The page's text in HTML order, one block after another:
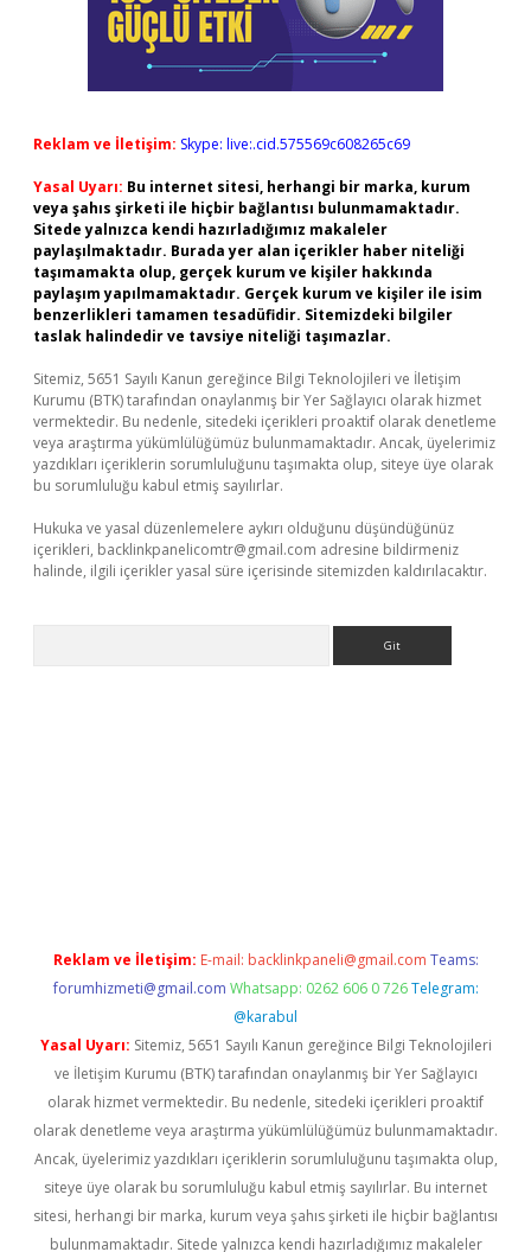
Reklam ve İletişim: Skype: live:.cid.575569c608265c69
Yasal Uyarı: Bu internet sitesi, herhangi bir marka, kurum
veya şahıs şirketi ile hiçbir bağlantısı bulunmamaktadır.
Sitede yalnızca kendi hazırladığımız makaleler
paylaşılmaktadır. Burada yer alan içerikler haber niteliği
taşımamakta olup, gerçek kurum ve kişiler hakkında
paylaşım yapılmamaktadır. Gerçek kurum ve kişiler ile isim
benzerlikleri tamamen tesadüfidir. Sitemizdeki bilgiler
taslak halindedir ve tavsiye niteliği taşımazlar.
Sitemiz, 5651 Sayılı Kanun gereğince Bilgi Teknolojileri ve İletişim
Kurumu (BTK) tarafından onaylanmış bir Yer Sağlayıcı olarak hizmet
vermektedir. Bu nedenle, sitedeki içerikleri proaktif olarak denetleme
veya araştırma yükümlülüğümüz bulunmamaktadır. Ancak, üyelerimiz
yazdıkları içeriklerin sorumluluğunu taşımakta olup, siteye üye olarak
bu sorumluluğu kabul etmiş sayılırlar.
Hukuka ve yasal düzenlemelere aykırı olduğunu düşündüğünüz
içerikleri, backlinkpanelicomtr@gmail.com adresine bildirmeniz
halinde, ilgili içerikler yasal süre içerisinde sitemizden kaldırılacaktır.
Reklam ve İletişim: E-mail: backlinkpaneli@gmail.com Teams:
forumhizmeti@gmail.com Whatsapp: 0262 606 0 726 Telegram:
@karabul
Yasal Uyarı: Sitemiz, 5651 Sayılı Kanun gereğince Bilgi Teknolojileri
ve İletişim Kurumu (BTK) tarafından onaylanmış bir Yer Sağlayıcı
olarak hizmet vermektedir. Bu nedenle, sitedeki içerikleri proaktif
olarak denetleme veya araştırma yükümlülüğümüz bulunmamaktadır.
Ancak, üyelerimiz yazdıkları içeriklerin sorumluluğunu taşımakta olup,
siteye üye olarak bu sorumluluğu kabul etmiş sayılırlar. Bu internet
sitesi, herhangi bir marka, kurum veya şahıs şirketi ile hiçbir bağlantısı
bulunmamaktadır. Sitede yalnızca kendi hazırladığımız makaleler